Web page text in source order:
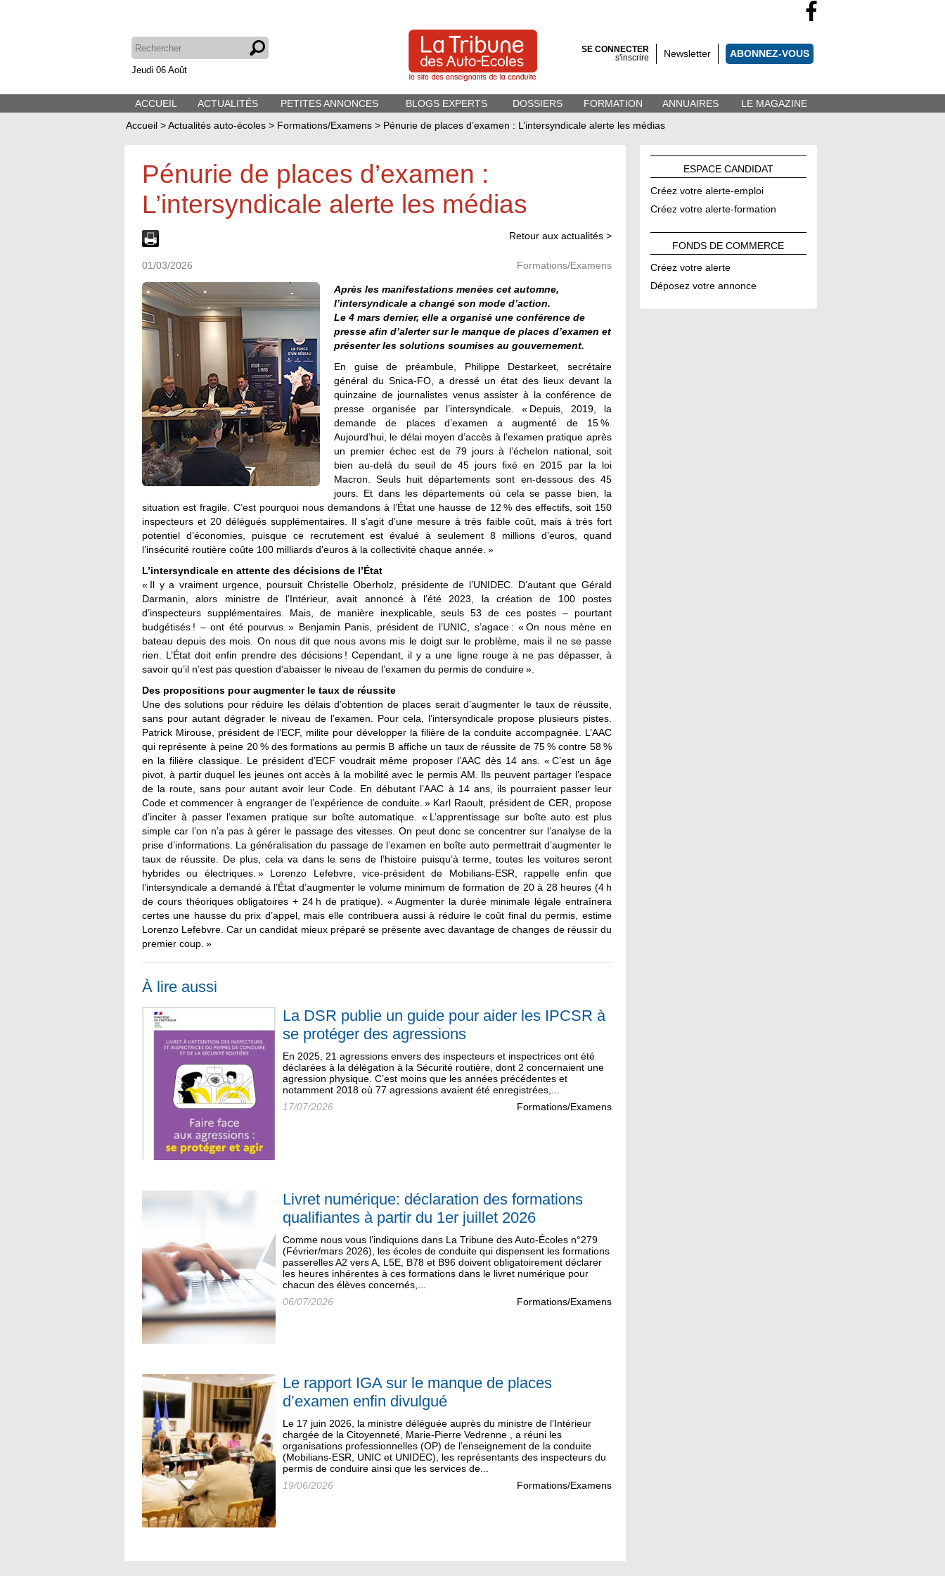
Jeudi 06 Août
SE CONNECTER
s'inscrire
Newsletter ABONNEZ-VOUS
ACCUEIL ACTUALITÉS PETITES ANNONCES BLOGS EXPERTS DOSSIERS FORMATION ANNUAIRES
LE MAGAZINE
Accueil >Actualités auto-écoles > Formations/Examens > Pénurie de places d’examen : L’intersyndicale alerte les médias
ESPACE CANDIDAT
Créez votre alerte-emploi
Créez votre alerte-formation
FONDS DECOMMERCE
Créez votre alerte
Déposez votre annonce
Pénurie de places d’examen :
L’intersyndicale alerte les médias
Retour aux actualités >
01/03/2026 Formations/Examens
Après les manifestations menées cet automne,
l’intersyndicale a changé son mode d’action.
Le 4 mars dernier, elle a organisé une conférence de
presse afin d’alerter sur le manque de places d’examen et
présenter les solutions soumises au gouvernement.
En guise de préambule, Philippe Destarkeet, secrétaire
général du Snica-FO, a dressé un état des lieux devant la
quinzaine de journalistes venus assister à la conférence de
presse organisée par l’intersyndicale. « Depuis, 2019, la
demande de places d’examen a augmenté de 15 %.
Aujourd’hui, le délai moyen d’accès à l’examen pratique après
un premier échec est de 79 jours à l’échelon national, soit
bien au-delà du seuil de 45 jours fixé en 2015 par la loi
Macron. Seuls huit départements sont en-dessous des 45
jours. Et dans les départements où cela se passe bien, la
situation est fragile. C’est pourquoi nous demandons à l’État une hausse de 12 % des effectifs, soit 150
inspecteurs et 20 délégués supplémentaires. Il s’agit d’une mesure à très faible coût, mais à très fort
potentiel d’économies, puisque ce recrutement est évalué à seulement 8 millions d’euros, quand
l’insécurité routière coûte 100 milliards d’euros à la collectivité chaque année. »
L’intersyndicale en attente des décisions de l’État
« Il y a vraiment urgence, poursuit Christelle Oberholz, présidente de l’UNIDEC. D’autant que Gérald
Darmanin, alors ministre de l’Intérieur, avait annoncé à l’été 2023, la création de 100 postes
d’inspecteurs supplémentaires. Mais, de manière inexplicable, seuls 53 de ces postes – pourtant
budgétisés ! – ont été pourvus. » Benjamin Panis, président de l’UNIC, s’agace : « On nous mène en
bateau depuis des mois. On nous dit que nous avons mis le doigt sur le problème, mais il ne se passe
rien. L’État doit enfin prendre des décisions ! Cependant, il y a une ligne rouge à ne pas dépasser, à
savoir qu’il n’est pas question d’abaisser le niveau de l’examen du permis de conduire ».
Des propositions pour augmenter le taux de réussite
Une des solutions pour réduire les délais d’obtention de places serait d’augmenter le taux de réussite,
sans pour autant dégrader le niveau de l’examen. Pour cela, l’intersyndicale propose plusieurs pistes.
Patrick Mirouse, président de l’ECF, milite pour développer la filière de la conduite accompagnée. L’AAC
qui représente à peine 20 % des formations au permis B affiche un taux de réussite de 75 % contre 58 %
en la filière classique. Le président d’ECF voudrait même proposer l’AAC dès 14 ans. « C’est un âge
pivot, à partir duquel les jeunes ont accès à la mobilité avec le permis AM. Ils peuvent partager l’espace
de la route, sans pour autant avoir leur Code. En débutant l’AAC à 14 ans, ils pourraient passer leur
Code et commencer à engranger de l’expérience de conduite. » Karl Raoult, président de CER, propose
d’inciter à passer l’examen pratique sur boîte automatique. « L’apprentissage sur boîte auto est plus
simple car l’on n’a pas à gérer le passage des vitesses. On peut donc se concentrer sur l’analyse de la
prise d’informations. La généralisation du passage de l’examen en boîte auto permettrait d’augmenter le
taux de réussite. De plus, cela va dans le sens de l’histoire puisqu’à terme, toutes les voitures seront
hybrides ou électriques. » Lorenzo Lefebvre, vice-président de Mobilians-ESR, rappelle enfin que
l’intersyndicale a demandé à l’État d’augmenter le volume minimum de formation de 20 à 28 heures (4 h
de cours théoriques obligatoires + 24 h de pratique). « Augmenter la durée minimale légale entraînera
certes une hausse du prix d’appel, mais elle contribuera aussi à réduire le coût final du permis, estime
Lorenzo Lefebvre. Car un candidat mieux préparé se présente avec davantage de changes de réussir du
premier coup. »
À lire aussi
La DSR publie un guide pour aider les IPCSR à
se protéger des agressions
En 2025, 21 agressions envers des inspecteurs et inspectrices ont été
déclarées à la délégation à la Sécurité routière, dont 2 concernaient une
agression physique. C’est moins que les années précédentes et
notamment 2018 où 77 agressions avaient été enregistrées,...
17/07/2026
Formations/Examens
Livret numérique: déclaration des formations
qualifiantes à partir du 1er juillet 2026
Comme nous vous l’indiquions dans La Tribune des Auto-Écoles n°279
(Février/mars 2026), les écoles de conduite qui dispensent les formations
passerelles A2 vers A, L5E, B78 et B96 doivent obligatoirement déclarer
les heures inhérentes à ces formations dans le livret numérique pour
chacun des élèves concernés,...
06/07/2026
Formations/Examens
Le rapport IGA sur le manque de places
d’examen enfin divulgué
Le 17 juin 2026, la ministre déléguée auprès du ministre de l’Intérieur
chargée de la Citoyenneté, Marie-Pierre Vedrenne , a réuni les
organisations professionnelles (OP) de l’enseignement de la conduite
(Mobilians-ESR, UNIC et UNIDEC), les représentants des inspecteurs du
permis de conduire ainsi que les services de...
19/06/2026
Formations/Examens